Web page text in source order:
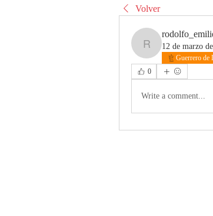
Volver
rodolfo_emilio
12 de marzo
Guerrero de
0
Write a comment...